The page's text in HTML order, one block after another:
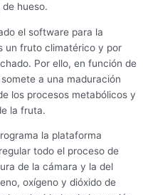
hueso.
el software para la
un fruto climatérico y por
Por ello, en función de
somete a una maduración
los procesos metabólicos y
la fruta.
la plataforma
todo el proceso de
de la cámara y la del
oxígeno y dióxido de